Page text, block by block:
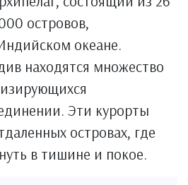
островов,
океане.
находятся множество
Эти курорты
островах, где
в тишине и покое.